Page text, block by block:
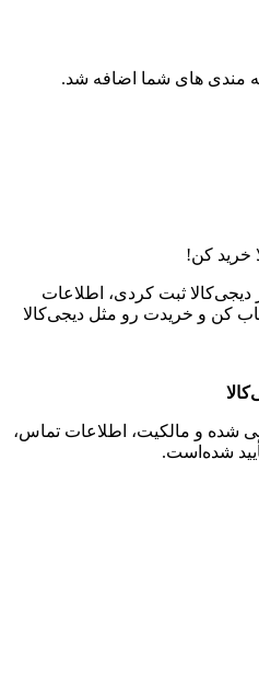
شما اضافه شد.
ثبت کردی، اطلاعات
رو مثل دیجی‌کالا
اطلاعات تماس،